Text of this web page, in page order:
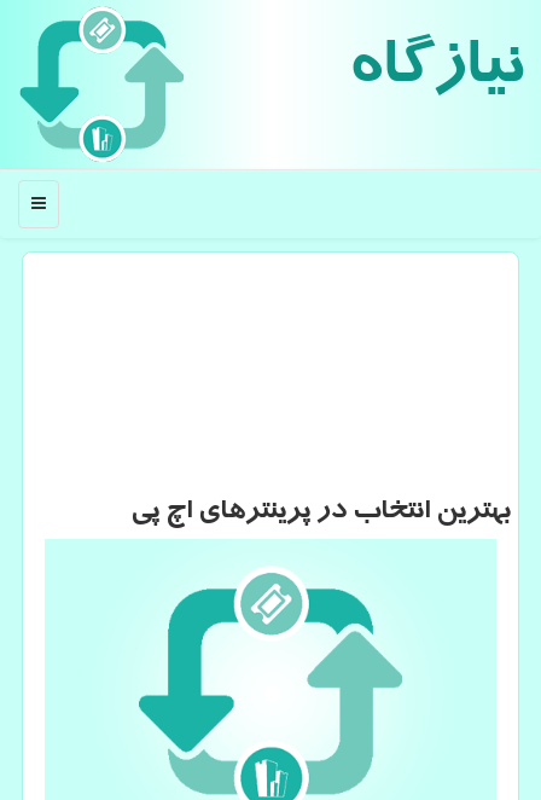
نیازگاه
منو
بهترین انتخاب در پرینترهای اچ پی